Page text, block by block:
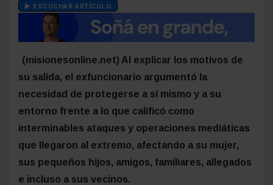
ESCUCHAR ARTÍCULO
(misionesonline.net) Al explicar los motivos de
su salida, el exfuncionario argumentó la
necesidad de protegerse a sí mismo y a su
entorno frente a lo que calificó como
interminables ataques y operaciones mediáticas
que llegaron al extremo, afectando a su mujer,
sus pequeños hijos, amigos, familiares, allegados
e incluso a sus vecinos.